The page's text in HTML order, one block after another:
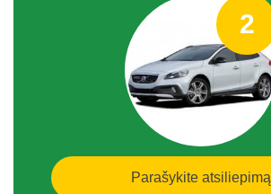
2
Parašykite atsiliepimą